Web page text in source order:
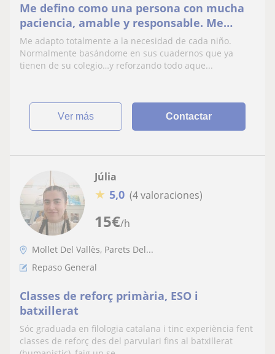
Me defino como una persona con mucha
paciencia, amable y responsable. Me
gustaría dar clase a niños de primaria y
ESO
Me adapto totalmente a la necesidad de cada niño.
Normalmente basándome en sus cuadernos que ya
tienen de su colegio…y reforzando todo aque...
ver más Contactar
15€/h
Júlia
★ 5,0 (4 valoraciones)
Mollet Del Vallès, Parets Del...
Repaso General
Classes de reforç primària, ESO i
batxillerat
Sóc graduada en filologia catalana i tinc experiència fent
classes de reforç des del parvulari fins al batxillerat